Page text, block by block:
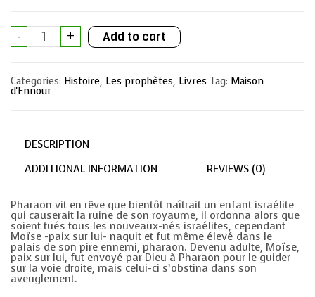
- Le
prophète
Moise
pharaon
d’Egypte
+ Add to cart
Categories: Histoire, Les prophètes, Livres Tag: Maison
d'Ennour
DESCRIPTION
ADDITIONAL INFORMATION
REVIEWS (0)
Pharaon vit en rêve que bientôt naîtrait un enfant israélite
qui causerait la ruine de son royaume, il ordonna alors que
soient tués tous les nouveaux-nés israélites, cependant
Moïse -paix sur lui- naquit et fut même élevé dans le
palais de son pire ennemi, pharaon. Devenu adulte, Moïse,
paix sur lui, fut envoyé par Dieu à Pharaon pour le guider
sur la voie droite, mais celui-ci s’obstina dans son
aveuglement.